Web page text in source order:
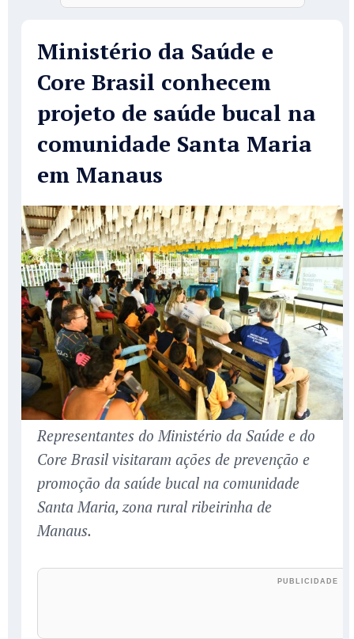
Ministério da Saúde e
Core Brasil conhecem
projeto de saúde bucal na
comunidade Santa Maria
em Manaus
Representantes do Ministério da Saúde e do
Core Brasil visitaram ações de prevenção e
promoção da saúde bucal na comunidade
Santa Maria, zona rural ribeirinha de
Manaus.